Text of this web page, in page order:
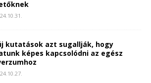
kutatások azt sugallják, hogy
képes kapcsolódni az egész